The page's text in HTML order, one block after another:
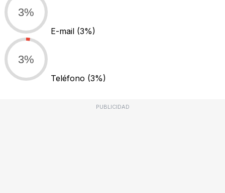
3%
E-mail (3%)
3%
Teléfono (3%)
PUBLICIDAD